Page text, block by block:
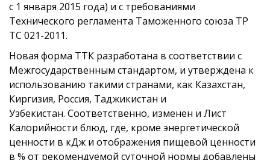
с 1 января 2015 года) и с требованиями
Технического регламента Таможенного союза ТР
ТС 021-2011.
Новая форма ТТК разработана в соответствии с
Межгосударственным стандартом, и утверждена к
использованию такими странами, как Казахстан,
Киргизия, Россия, Таджикистан и
Узбекистан. Соответственно, изменен и Лист
Калорийности блюд, где, кроме энергетической
ценности в кДж и отображения пищевой ценности
в % от рекомендуемой суточной нормы добавлены